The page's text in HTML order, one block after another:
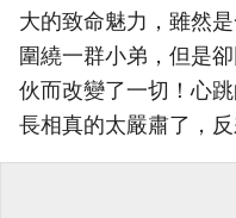
大的致命魅力，雖然
圍繞一群小弟，但是
伙而改變了一切！心
長相真的太嚴肅了，